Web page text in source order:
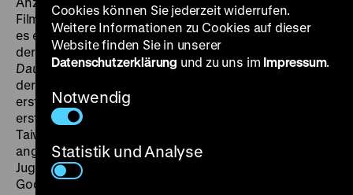
Filmen ausgeliehen wirken; dennoch bleibt sie, wenn
es ernst wird, auf Distanz und träumt sich lieber, daher
der Filmtitel, vermittels von Comics ins alte Ägypten.
Daughter of the Nileist seit den RomKom-Anfängen
der erste Film Hous, der Genremotive aufgreift und der
erste Film mit einer weiblichen Hauptfigur. Sowie der
erste überhaupt, der sich ganz der urbanen Moderne
Taiwans verschreibt. James Quandt fühlt sich
angesichts des „anomischen Rhythmus der
Jugendkultur Taipehs” an das Frühwerk Jean-Luc
Godards erinnert. (lf)
Cookies können Sie jederzeit widerrufen.
Weitere Informationen zu Cookies auf dieser
Website finden Sie in unserer
Datenschutzerklärung und zu uns im Impressum.
Notwendig
Statistik und Analyse